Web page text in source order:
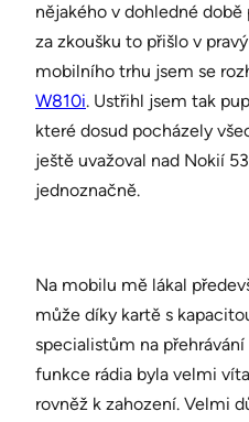
nějakého v dohledné
za zkoušku to přišlo v
mobilního trhu jsem se
W810i. Ustřihl jsem tak
které dosud pocházely
ještě uvažoval nad Nokií
jednoznačně.
Na mobilu mě lákal
může díky kartě s
specialistům na
funkce rádia byla velmi
rovněž k zahození. Velmi